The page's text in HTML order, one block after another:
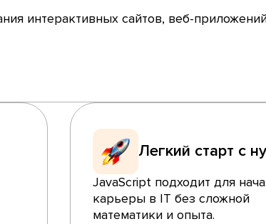
интерактивных сайтов, веб-
Легкий старт с
JavaScript подходит для
карьеры в IT без сложной
математики и опыта.